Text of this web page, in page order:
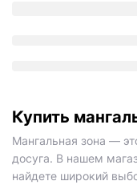
Купить
Мангальная зона —
досуга. В нашем
найдете широкий